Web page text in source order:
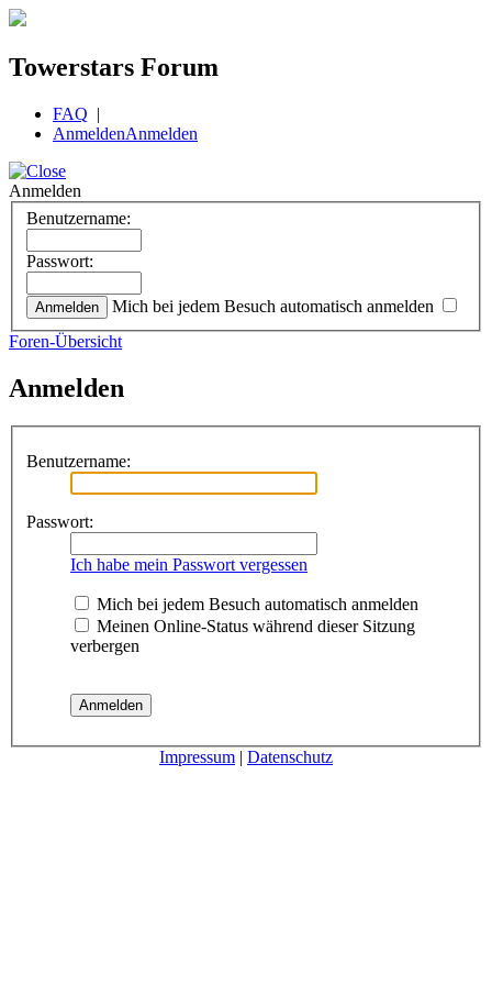
Towerstars Forum
FAQ |
AnmeldenAnmelden
Anmelden
Benutzername:
Passwort:
Mich bei jedem Besuch automatisch anmelden
Foren-Übersicht
Anmelden
Benutzername:
Passwort:
Ich habe mein Passwort vergessen
Mich bei jedem Besuch automatisch anmelden
Meinen Online-Status während dieser Sitzung
verbergen
Impressum | Datenschutz